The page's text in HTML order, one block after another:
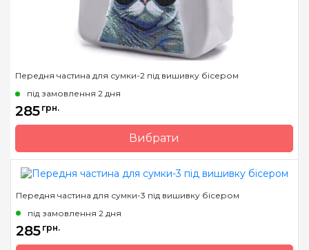
Передня частина для сумки-2 під вишивку бісером
під замовлення 2 дня
285 грн.
Вибрати
Бренд
Макс Элис
Країна виробник
Україна
Передня частина для сумки-3 під вишивку бісером
під замовлення 2 дня
285 грн.